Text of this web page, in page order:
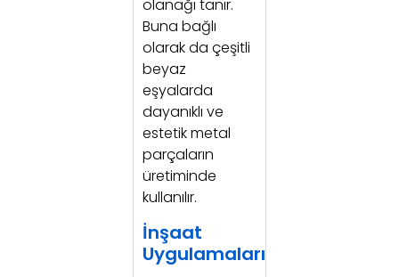
olanağı tanır.
Buna bağlı
olarak da çeşitli
beyaz
eşyalarda
dayanıklı ve
estetik metal
parçaların
üretiminde
kullanılır.
İnşaat
Uygulamaları